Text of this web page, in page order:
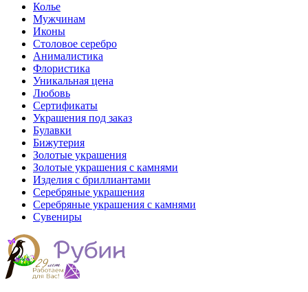
Колье
Мужчинам
Иконы
Столовое серебро
Анималистика
Флористика
Уникальная цена
Любовь
Сертификаты
Украшения под заказ
Булавки
Бижутерия
Золотые украшения
Золотые украшения с камнями
Изделия с бриллиантами
Серебряные украшения
Серебряные украшения с камнями
Сувениры